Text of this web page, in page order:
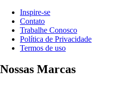
Inspire-se
Contato
Trabalhe Conosco
Política de Privacidade
Termos de uso
Nossas Marcas